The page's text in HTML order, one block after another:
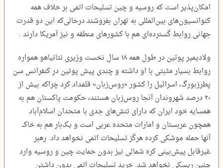
امکان‌پذیر است که روسیه و چین تسلیحات اتمی بر خلاف همه
کنوانسیون‌های بین‌المللی به تهران بفروشند درحالی‌که این دو قدرت
جهانی روابط گسترده‌ای هم با کشورهای منطقه و نیز آمریکا دارند .
ولادیمیر پوتین در طول همه ۱۸ سال نخست وزیری نتانیاهو همواره
روابط بسیار مثبتی با او داشته و چندی پیش پوتین در کنفرانس سن
پطرزبورگ، اسرائیل را کشور «روس‌زبان» قلمداد کرد چراکه بیش از
۲۰ درصد شهروندان آنجا روس‌زبان هستند، حکومت پاکستان هم به
همسایه خود ایران که دارای تنش‌های جدی با متحدان اسلام‌آباد
همچون عربستان و امارات متحده عربی است و یک‌بار هم به خاک
آنها حمله موشکی کرده هرگز تسلیحات اتمی نخواهد داد. رهبر
غیرقابل پیش‌بینی کره شمالی نیز بدون حمایت چین و روسیه وارد
چنین ریسکی نخواهد شد. خرید تسلیحات اتمی بدون داشتن